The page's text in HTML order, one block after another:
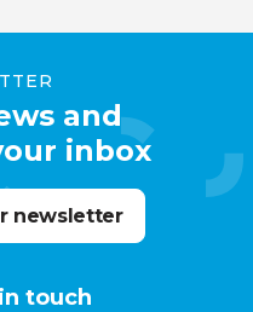
and
inbox
newsletter
touch